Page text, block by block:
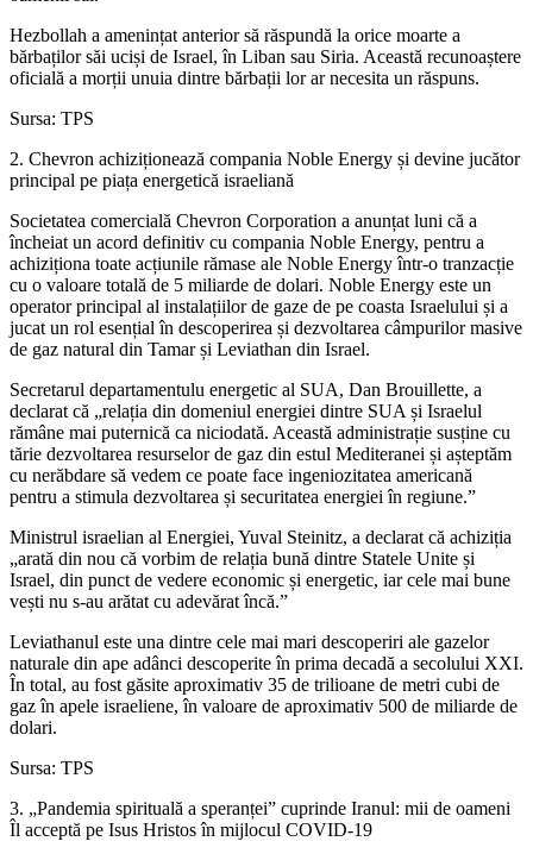
Hezbollah a amenințat anterior să răspundă la orice moarte a
bărbaților săi uciși de Israel, în Liban sau Siria. Această recunoaștere
oficială a morții unuia dintre bărbații lor ar necesita un răspuns.
Sursa: TPS
2. Chevron achiziționează compania Noble Energy și devine jucător
principal pe piața energetică israeliană
Societatea comercială Chevron Corporation a anunțat luni că a
încheiat un acord definitiv cu compania Noble Energy, pentru a
achiziționa toate acțiunile rămase ale Noble Energy într-o tranzacție
cu o valoare totală de 5 miliarde de dolari. Noble Energy este un
operator principal al instalațiilor de gaze de pe coasta Israelului și a
jucat un rol esențial în descoperirea și dezvoltarea câmpurilor masive
de gaz natural din Tamar și Leviathan din Israel.
Secretarul departamentulu energetic al SUA, Dan Brouillette, a
declarat că „relația din domeniul energiei dintre SUA și Israelul
rămâne mai puternică ca niciodată. Această administrație susține cu
tărie dezvoltarea resurselor de gaz din estul Mediteranei și așteptăm
cu nerăbdare să vedem ce poate face ingeniozitatea americană
pentru a stimula dezvoltarea și securitatea energiei în regiune.”
Ministrul israelian al Energiei, Yuval Steinitz, a declarat că achiziția
„arată din nou că vorbim de relația bună dintre Statele Unite și
Israel, din punct de vedere economic și energetic, iar cele mai bune
vești nu s-au arătat cu adevărat încă.”
Leviathanul este una dintre cele mai mari descoperiri ale gazelor
naturale din ape adânci descoperite în prima decadă a secolului XXI.
În total, au fost găsite aproximativ 35 de trilioane de metri cubi de
gaz în apele israeliene, în valoare de aproximativ 500 de miliarde de
dolari.
Sursa: TPS
3. „Pandemia spirituală a speranței” cuprinde Iranul: mii de oameni
Îl acceptă pe Isus Hristos în mijlocul COVID-19